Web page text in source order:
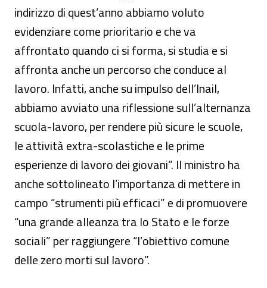
indirizzo di quest’anno abbiamo voluto
evidenziare come prioritario e che va
affrontato quando ci si forma, si studia e si
affronta anche un percorso che conduce al
lavoro. Infatti, anche su impulso dell’Inail,
abbiamo avviato una riflessione sull’alternanza
scuola-lavoro, per rendere più sicure le scuole,
le attività extra-scolastiche e le prime
esperienze di lavoro dei giovani”. Il ministro ha
anche sottolineato l’importanza di mettere in
campo “strumenti più efficaci” e di promuovere
“una grande alleanza tra lo Stato e le forze
sociali” per raggiungere “l’obiettivo comune
delle zero morti sul lavoro”.